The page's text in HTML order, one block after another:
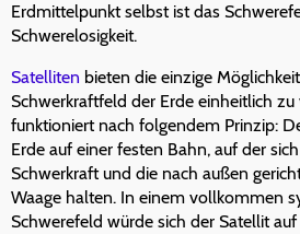
Erdmittelpunkt selbst ist das
Schwerelosigkeit.
Satelliten bieten die einzige
Schwerkraftfeld der Erde einheitlich zu
funktioniert nach folgendem Prinzip:
Erde auf einer festen Bahn, auf der
Schwerkraft und die nach außen
Waage halten. In einem vollkommen
Schwerefeld würde sich der Satellit